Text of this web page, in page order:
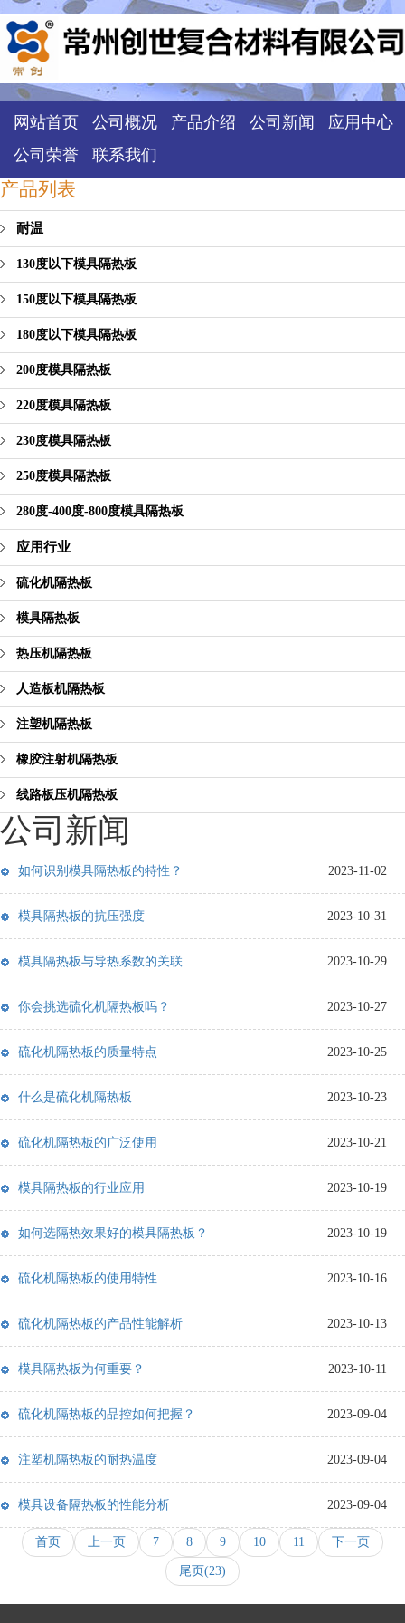
网站首页 公司概况 产品介绍 公司新闻
应用中心
公司荣誉
联系我们
产品列表
耐温
130度以下模具隔热板
150度以下模具隔热板
180度以下模具隔热板
200度模具隔热板
220度模具隔热板
230度模具隔热板
250度模具隔热板
280度-400度-800度模具隔热板
应用行业
硫化机隔热板
模具隔热板
热压机隔热板
人造板机隔热板
注塑机隔热板
橡胶注射机隔热板
线路板压机隔热板
公司新闻
如何识别模具隔热板的特性？ 2023-11-02
模具隔热板的抗压强度 2023-10-31
模具隔热板与导热系数的关联 2023-10-29
你会挑选硫化机隔热板吗？ 2023-10-27
硫化机隔热板的质量特点 2023-10-25
什么是硫化机隔热板 2023-10-23
硫化机隔热板的广泛使用 2023-10-21
模具隔热板的行业应用 2023-10-19
如何选隔热效果好的模具隔热板？ 2023-10-19
硫化机隔热板的使用特性 2023-10-16
硫化机隔热板的产品性能解析 2023-10-13
模具隔热板为何重要？ 2023-10-11
硫化机隔热板的品控如何把握？ 2023-09-04
注塑机隔热板的耐热温度 2023-09-04
模具设备隔热板的性能分析 2023-09-04
首页 上一页 7 8 9 10 11 下一页
尾页(23)